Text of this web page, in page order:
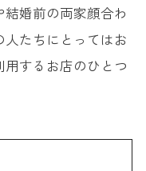
婚前の両家顔合わ
たちにとってはお
するお店のひとつ